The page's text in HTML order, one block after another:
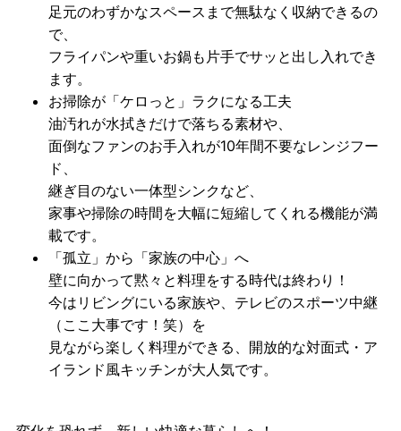
足元のわずかなスペースまで無駄なく収納できるの
で、
フライパンや重いお鍋も片手でサッと出し入れでき
ます。
お掃除が「ケロっと」ラクになる工夫
油汚れが水拭きだけで落ちる素材や、
面倒なファンのお手入れが10年間不要なレンジフー
ド、
継ぎ目のない一体型シンクなど、
家事や掃除の時間を大幅に短縮してくれる機能が満
載です。
「孤立」から「家族の中心」へ
壁に向かって黙々と料理をする時代は終わり！
今はリビングにいる家族や、テレビのスポーツ中継
（ここ大事です！笑）を
見ながら楽しく料理ができる、開放的な対面式・ア
イランド風キッチンが大人気です。